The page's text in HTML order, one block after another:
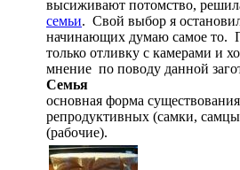
высиживают потомство,
семьи. Свой выбор я
начинающих думаю самое то.
только отливку с камерами и
мнение по поводу данной
Семья
основная форма
репродуктивных (самки,
(рабочие).